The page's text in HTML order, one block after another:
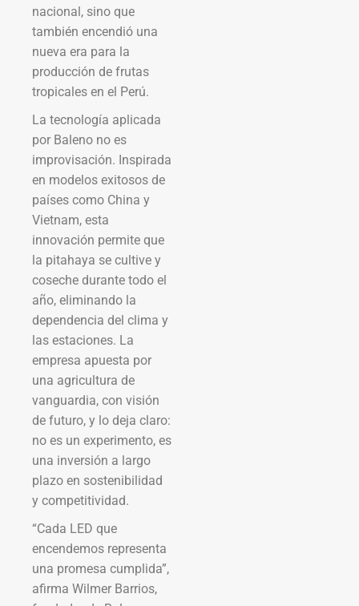
nacional, sino que
también encendió una
nueva era para la
producción de frutas
tropicales en el Perú.
La tecnología aplicada
por Baleno no es
improvisación. Inspirada
en modelos exitosos de
países como China y
Vietnam, esta
innovación permite que
la pitahaya se cultive y
coseche durante todo el
año, eliminando la
dependencia del clima y
las estaciones. La
empresa apuesta por
una agricultura de
vanguardia, con visión
de futuro, y lo deja claro:
no es un experimento, es
una inversión a largo
plazo en sostenibilidad
y competitividad.
“Cada LED que
encendemos representa
una promesa cumplida”,
afirma Wilmer Barrios,